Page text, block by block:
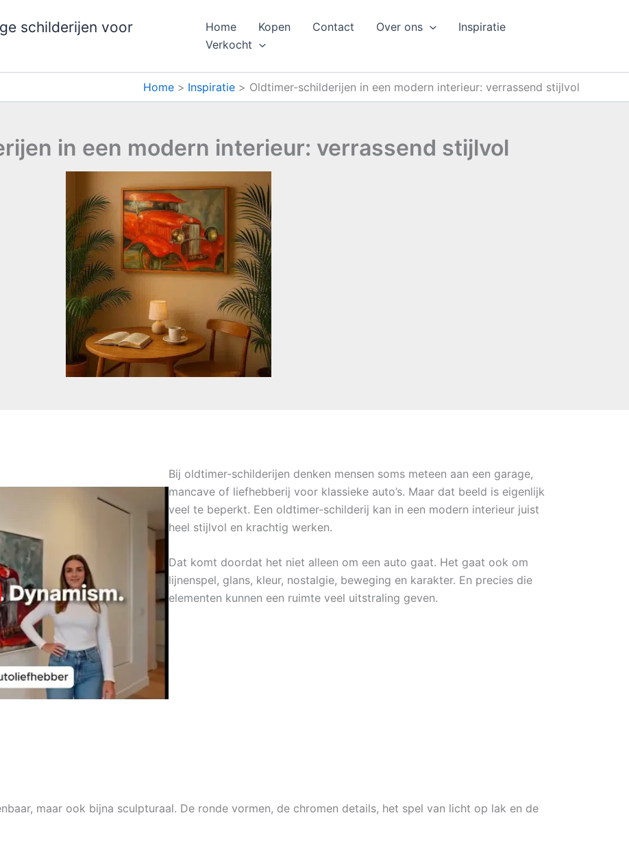
schilderijen voor
Home Kopen Contact Over ons
Inspiratie
Verkocht
Home Inspiratie Oldtimer-schilderijen in een modern interieur: verrassend stijlvol
in een modern interieur: verrassend stijlvol
Bij oldtimer-schilderijen denken mensen soms meteen aan een garage,
mancave of liefhebberij voor klassieke auto’s. Maar dat beeld is eigenlijk
veel te beperkt. Een oldtimer-schilderij kan in een modern interieur juist
heel stijlvol en krachtig werken.
Dat komt doordat het niet alleen om een auto gaat. Het gaat ook om
lijnenspel, glans, kleur, nostalgie, beweging en karakter. En precies die
elementen kunnen een ruimte veel uitstraling geven.
maar ook bijna sculpturaal. De ronde vormen, de chromen details, het spel van licht op lak en de